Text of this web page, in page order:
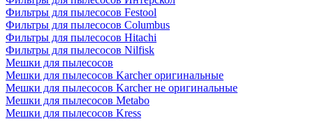
Фильтры для пылесосов Festool
Фильтры для пылесосов Columbus
Фильтры для пылесосов Hitachi
Фильтры для пылесосов Nilfisk
Мешки для пылесосов
Мешки для пылесосов Karcher оригинальные
Мешки для пылесосов Karcher не оригинальные
Мешки для пылесосов Metabo
Мешки для пылесосов Kress